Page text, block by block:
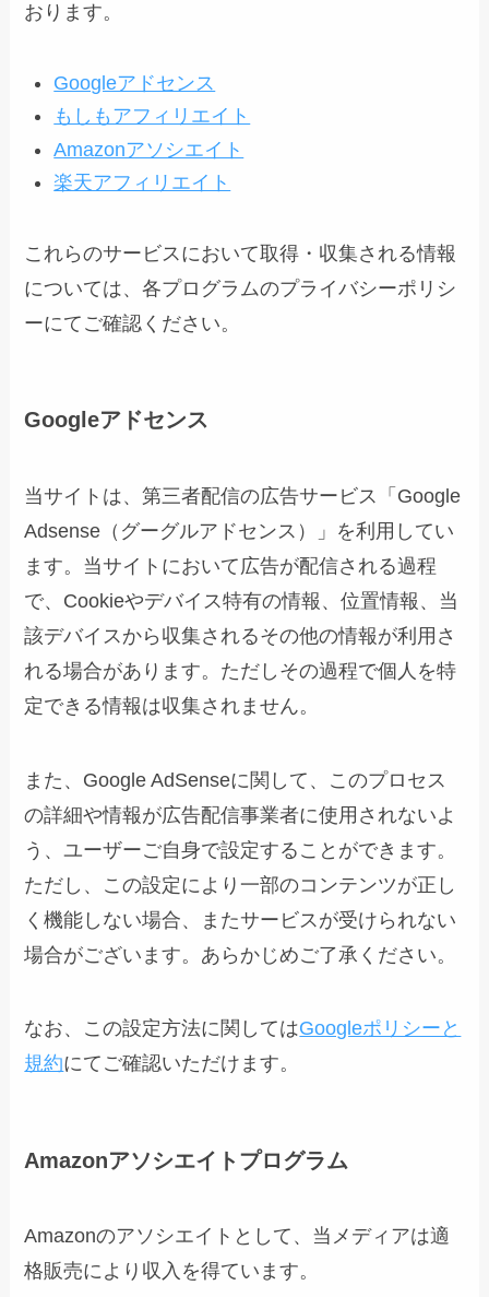
おります。
Googleアドセンス
もしもアフィリエイト
Amazonアソシエイト
楽天アフィリエイト
これらのサービスにおいて取得・収集される情報
については、各プログラムのプライバシーポリシ
ーにてご確認ください。
Googleアドセンス
当サイトは、第三者配信の広告サービス「Google
Adsense（グーグルアドセンス）」を利用してい
ます。当サイトにおいて広告が配信される過程
で、Cookieやデバイス特有の情報、位置情報、当
該デバイスから収集されるその他の情報が利用さ
れる場合があります。ただしその過程で個人を特
定できる情報は収集されません。
また、Google AdSenseに関して、このプロセス
の詳細や情報が広告配信事業者に使用されないよ
う、ユーザーご自身で設定することができます。
ただし、この設定により一部のコンテンツが正し
く機能しない場合、またサービスが受けられない
場合がございます。あらかじめご了承ください。
なお、この設定方法に関してはGoogleポリシーと
規約にてご確認いただけます。
Amazonアソシエイトプログラム
Amazonのアソシエイトとして、当メディアは適
格販売により収入を得ています。